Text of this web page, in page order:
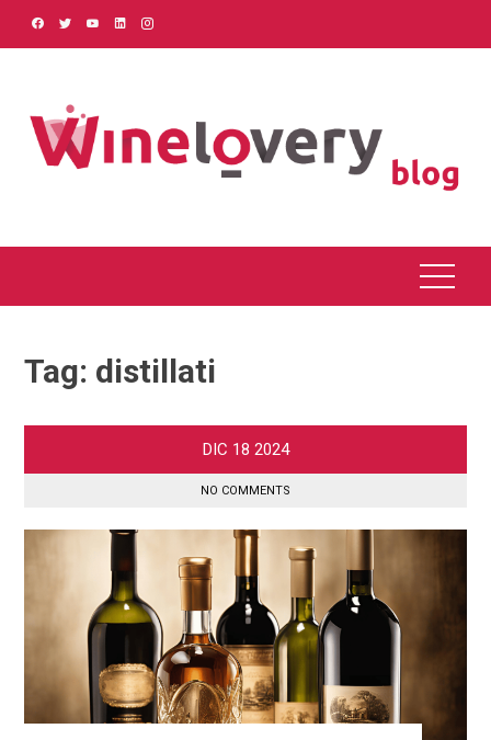
Tag: distillati
DIC 18 2024
NO COMMENTS